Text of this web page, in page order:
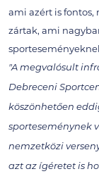
ami azért is
zártak, ami
"A megvalósult
Debreceni
köszönhetően
sporteseménynek
nemzetközi
azt az ígéretet is